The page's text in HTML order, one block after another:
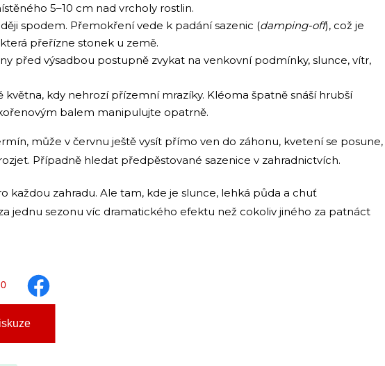
5–10 cm nad vrcholy rostlin.
spodem. Přemokření vede k padání sazenic (damping-off), což je
přeřízne stonek u země.
před výsadbou postupně zvykat na venkovní podmínky, slunce, vítr,
května, kdy nehrozí přízemní mrazíky. Kléoma špatně snáší hrubší
balem manipulujte opatrně.
může v červnu ještě vysít přímo ven do záhonu, kvetení se posune,
Případně hledat předpěstované sazenice v zahradnictvích.
každou zahradu. Ale tam, kde je slunce, lehká půda a chuť
jednu sezonu víc dramatického efektu než cokoliv jiného za patnáct
0